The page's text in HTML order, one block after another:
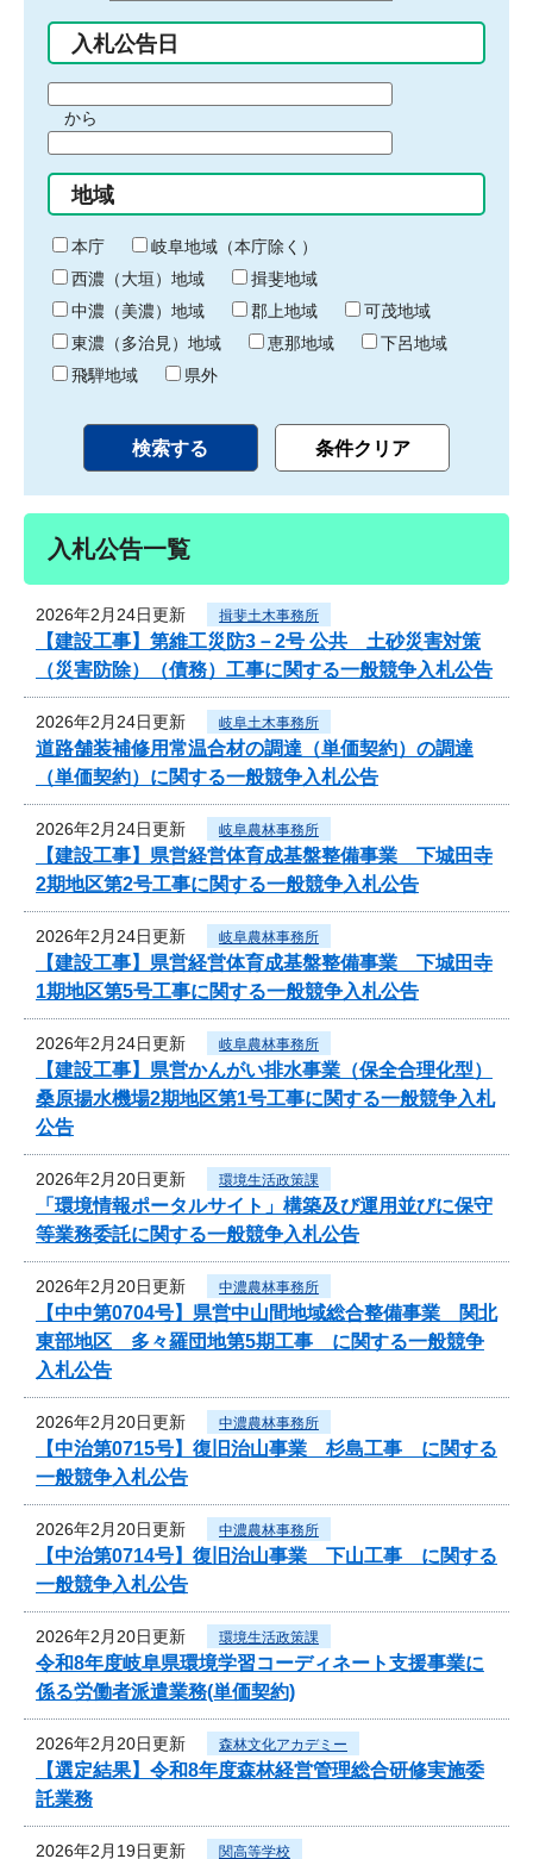
入札公告日
間
始
り
から
間
終
わ
り
地域
本庁
岐阜地域（本庁除く）
西濃（大垣）地域
揖斐地域
中濃（美濃）地域
郡上地域
可茂地域
東濃（多治見）地域
恵那地域
下呂地域
飛騨地域
県外
入札公告一覧
2026年2月24日更新 揖斐土木事務所
【建設工事】第維工災防3－2号 公共 土砂災害対策
（災害防除）（債務）工事に関する一般競争入札公告
2026年2月24日更新 岐阜土木事務所
道路舗装補修用常温合材の調達（単価契約）の調達
（単価契約）に関する一般競争入札公告
2026年2月24日更新 岐阜農林事務所
【建設工事】県営経営体育成基盤整備事業 下城田寺
2期地区第2号工事に関する一般競争入札公告
2026年2月24日更新 岐阜農林事務所
【建設工事】県営経営体育成基盤整備事業 下城田寺
1期地区第5号工事に関する一般競争入札公告
2026年2月24日更新 岐阜農林事務所
【建設工事】県営かんがい排水事業（保全合理化型）
桑原揚水機場2期地区第1号工事に関する一般競争入札
公告
2026年2月20日更新 環境生活政策課
「環境情報ポータルサイト」構築及び運用並びに保守
等業務委託に関する一般競争入札公告
2026年2月20日更新 中濃農林事務所
【中中第0704号】県営中山間地域総合整備事業 関北
東部地区 多々羅団地第5期工事 に関する一般競争
入札公告
2026年2月20日更新 中濃農林事務所
【中治第0715号】復旧治山事業 杉島工事 に関する
一般競争入札公告
2026年2月20日更新 中濃農林事務所
【中治第0714号】復旧治山事業 下山工事 に関する
一般競争入札公告
2026年2月20日更新 環境生活政策課
令和8年度岐阜県環境学習コーディネート支援事業に
係る労働者派遣業務(単価契約)
2026年2月20日更新 森林文化アカデミー
【選定結果】令和8年度森林経営管理総合研修実施委
託業務
2026年2月19日更新 関高等学校